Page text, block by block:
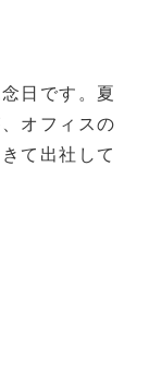
日です。夏
オフィスの
て出社して